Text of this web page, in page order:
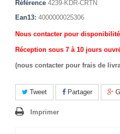
Référence 4239-KDR-CRTN
Ean13: 4000000025306
Nous contacter pour
Réception sous 7 à 10 jours
(nous contacter pour frais de
Tweet Partager
Imprimer